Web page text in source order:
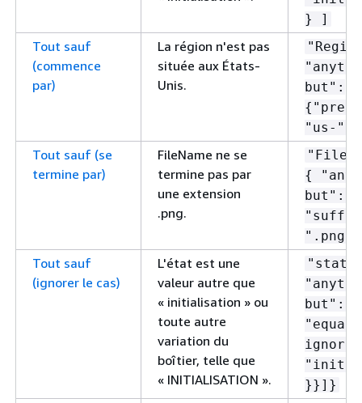
} ]
Tout sauf
(commence
par)
La région n'est pas
située aux États-
Unis.
but":
{
"us-"
Tout sauf (se
termine par)
FileName ne se
termine pas par
une extension
.png.
{
but":
Tout sauf
(ignorer le cas)
L'état est une
valeur autre que
« initialisation » ou
toute autre
variation du
boîtier, telle que
« INITIALISATION ».
but":
}}]}